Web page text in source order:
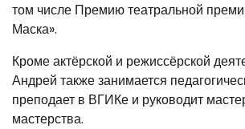
том числе Премию театральной
Маска».
Кроме актёрской и режиссёрской
Андрей также занимается
преподает в ВГИКе и руководит
мастерства.